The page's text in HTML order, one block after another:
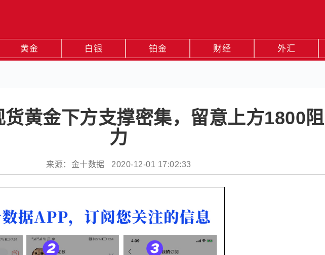
黄金 白银 铂金 财经 外汇
货黄金下方支撑密集，留意上方1800阻
力
来源：金十数据 2020-12-01 17:02:33